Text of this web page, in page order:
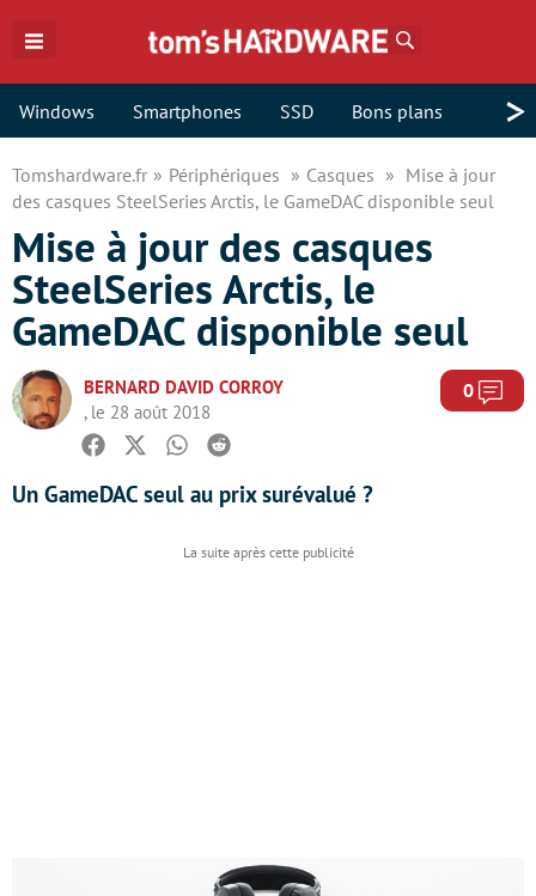
Windows Smartphones SSD Bons plans >
Tomshardware.fr Périphériques Casques
Mise à jour
des casques SteelSeries Arctis, le GameDAC disponible seul
Mise à jour des casques
SteelSeries Arctis, le
GameDAC disponible seul
BERNARD DAVID CORROY
, le 28 août 2018
0
Facebook
TwitterWhatsapp
Reddit
Un GameDAC seul au prix surévalué ?